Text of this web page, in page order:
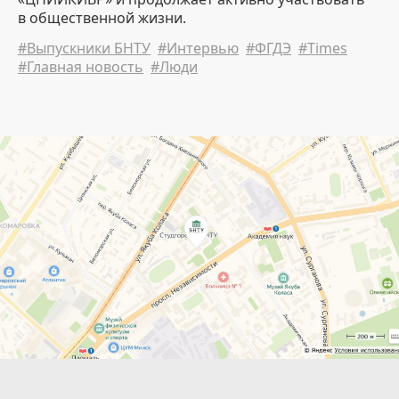
в общественной жизни.
#Выпускники БНТУ #Интервью #ФГДЭ #Times
#Главная новость #Люди